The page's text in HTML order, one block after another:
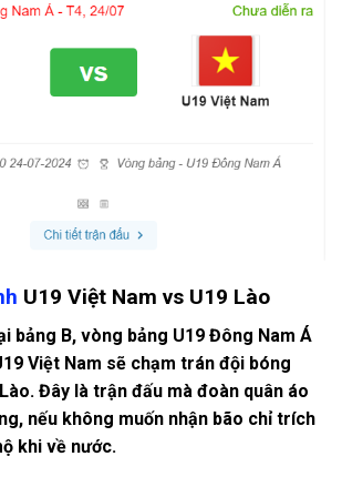
U19 Việt Nam vs U19 Lào
bảng B, vòng bảng U19 Đông Nam Á
Việt Nam sẽ chạm trán đội bóng
Lào. Đây là trận đấu mà đoàn quân áo
nếu không muốn nhận bão chỉ trích
khi về nước.